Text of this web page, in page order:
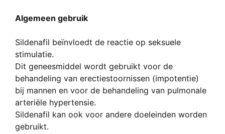
Algemeen gebruik
Sildenafil beïnvloedt de reactie op seksuele
stimulatie.
Dit geneesmiddel wordt gebruikt voor de
behandeling van erectiestoornissen (impotentie)
bij mannen en voor de behandeling van pulmonale
arteriële hypertensie.
Sildenafil kan ook voor andere doeleinden worden
gebruikt.